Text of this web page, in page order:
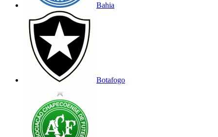
Bahia
Botafogo